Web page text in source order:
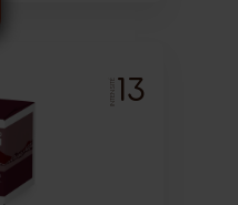
INTENSITÉ13